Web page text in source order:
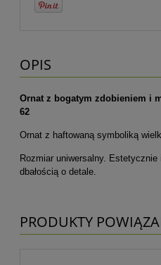
OPIS
Ornat z bogatym zdobieniem i
62
Ornat z haftowaną symboliką
Rozmiar uniwersalny.
dbałością o detale.
PRODUKTY